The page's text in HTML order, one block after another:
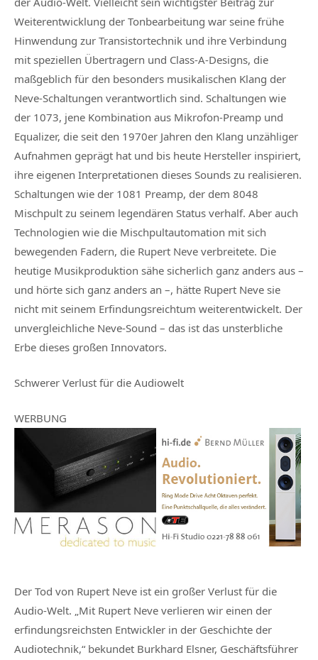
Weiterentwicklung der Tonbearbeitung war seine frühe
Hinwendung zur Transistortechnik und ihre Verbindung
mit speziellen Übertragern und Class-A-Designs, die
maßgeblich für den besonders musikalischen Klang der
Neve-Schaltungen verantwortlich sind. Schaltungen wie
der 1073, jene Kombination aus Mikrofon-Preamp und
Equalizer, die seit den 1970er Jahren den Klang unzähliger
Aufnahmen geprägt hat und bis heute Hersteller inspiriert,
ihre eigenen Interpretationen dieses Sounds zu realisieren.
Schaltungen wie der 1081 Preamp, der dem 8048
Mischpult zu seinem legendären Status verhalf. Aber auch
Technologien wie die Mischpultautomation mit sich
bewegenden Fadern, die Rupert Neve verbreitete. Die
heutige Musikproduktion sähe sicherlich ganz anders aus –
und hörte sich ganz anders an –, hätte Rupert Neve sie
nicht mit seinem Erfindungsreichtum weiterentwickelt. Der
unvergleichliche Neve-Sound – das ist das unsterbliche
Erbe dieses großen Innovators.
Schwerer Verlust für die Audiowelt
WERBUNG
Der Tod von Rupert Neve ist ein großer Verlust für die
Audio-Welt. „Mit Rupert Neve verlieren wir einen der
erfindungsreichsten Entwickler in der Geschichte der
Audiotechnik,“ bekundet Burkhard Elsner, Geschäftsführer